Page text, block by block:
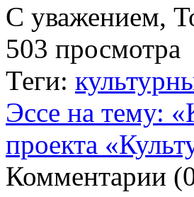
С уважением,
503 просмотра
Теги:
Эссе на тему:
проекта
Комментарии (